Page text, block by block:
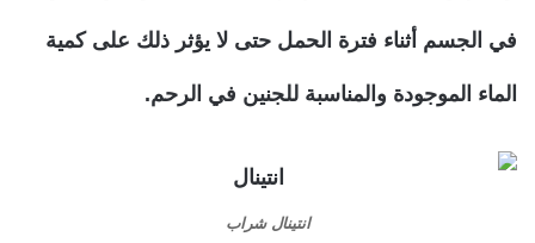
في الجسم أثناء فترة الحمل حتى لا يؤثر ذلك على كمية
الماء الموجودة والمناسبة للجنين في الرحم.
انتينال شراب